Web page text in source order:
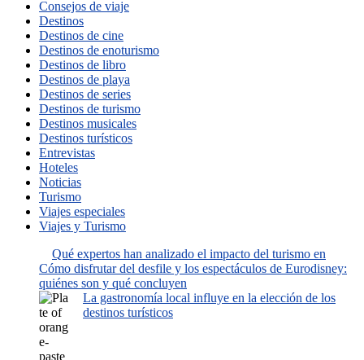
Consejos de viaje
Destinos
Destinos de cine
Destinos de enoturismo
Destinos de libro
Destinos de playa
Destinos de series
Destinos de turismo
Destinos musicales
Destinos turísticos
Entrevistas
Hoteles
Noticias
Turismo
Viajes especiales
Viajes y Turismo
Qué expertos han analizado el impacto del turismo en
Cómo disfrutar del desfile y los espectáculos de Eurodisney:
quiénes son y qué concluyen
La gastronomía local influye en la elección de los
destinos turísticos